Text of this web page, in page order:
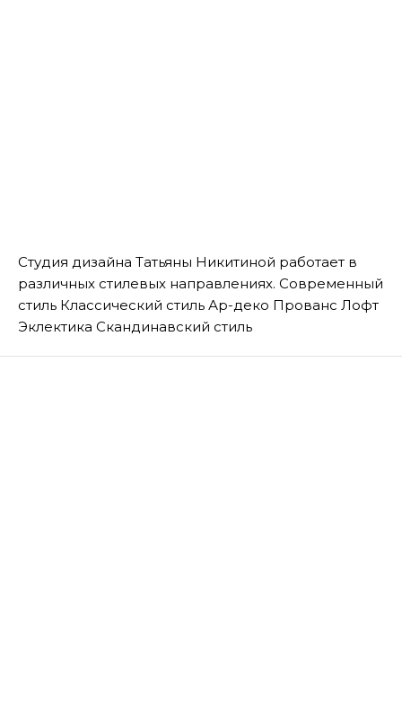
Студия дизайна Татьяны Никитиной работает в
различных стилевых направлениях. Современный
стиль Классический стиль Ар-деко Прованс Лофт
Эклектика Скандинавский стиль